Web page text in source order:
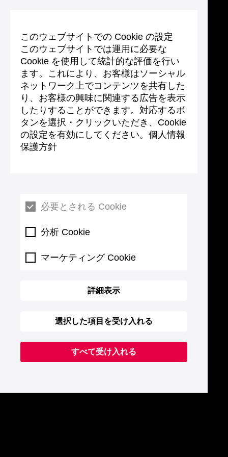
このウェブサイトでの Cookie の設定
このウェブサイトでは運用に必要な
Cookie を使用して統計的な評価を行い
ます。これにより、お客様はソーシャル
ネットワーク上でコンテンツを共有した
り、お客様の興味に関連する広告を表示
したりすることができます。対応するボ
タンを選択・クリックいただき、Cookie
の設定を有効にしてください。個人情報
保護方針
必要とされる Cookie
分析 Cookie
マーケティング Cookie
詳細表示
選択した項目を受け入れる
すべて受け入れる